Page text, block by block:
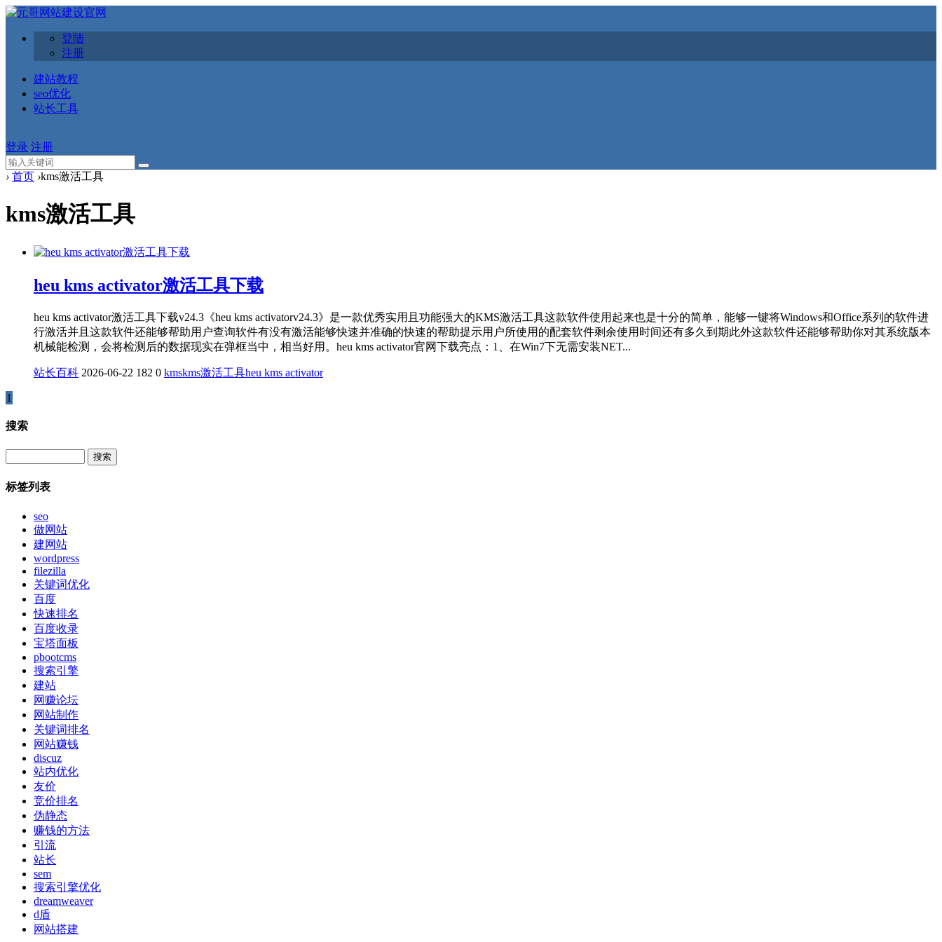
登陆
注册
建站教程
seo优化
站长工具
登录 注册
› 首页 ›kms激活工具
kms激活工具
heu kms activator激活工具下载
heu kms activator激活工具下载v24.3《heu kms activatorv24.3》是一款优秀实用且功能强大的KMS激活工具这款软件使用起来也是十分的简单，能够一键将Windows和Office系列的软件进
行激活并且这款软件还能够帮助用户查询软件有没有激活能够快速并准确的快速的帮助提示用户所使用的配套软件剩余使用时间还有多久到期此外这款软件还能够帮助你对其系统版本
机械能检测，会将检测后的数据现实在弹框当中，相当好用。heu kms activator官网下载亮点：1、在Win7下无需安装NET...
站长百科 2026-06-22 182 0 kmskms激活工具heu kms activator
1
搜索
标签列表
seo
做网站
建网站
wordpress
filezilla
关键词优化
百度
快速排名
百度收录
宝塔面板
pbootcms
搜索引擎
建站
网赚论坛
网站制作
关键词排名
网站赚钱
discuz
站内优化
友价
竞价排名
伪静态
赚钱的方法
引流
站长
sem
搜索引擎优化
dreamweaver
d盾
网站搭建